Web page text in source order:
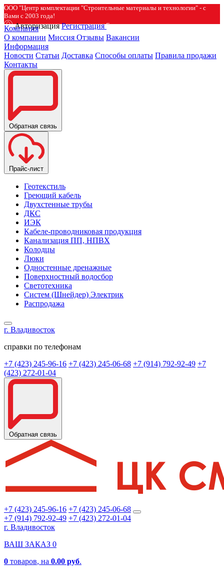
ООО "Центр комплектации "Строительные материалы и технологии" - с
Вами с 2003 года!
Авторизация Регистрация
Компания
О компании Миссия Отзывы Вакансии
Информация
Новости Статьи Доставка Способы оплаты Правила продажи
Контакты
Обратная связь
Прайс-лист
Геотекстиль
Греющий кабель
Двухстенные трубы
ДКС
ИЭК
Кабеле-проводниковая продукция
Канализация ПП, НПВХ
Колодцы
Люки
Одностенные дренажные
Поверхностный водосбор
Светотехника
Систем (Шнейдер) Электрик
Распродажа
г. Владивосток
справки по телефонам
+7 (423) 245-96-16 +7 (423) 245-06-68 +7 (914) 792-92-49 +7
(423) 272-01-04
Обратная связь
+7 (423) 245-96-16 +7 (423) 245-06-68
+7 (914) 792-92-49 +7 (423) 272-01-04
г. Владивосток
ВАШ ЗАКАЗ 0
0 товаров, на 0.00 руб.